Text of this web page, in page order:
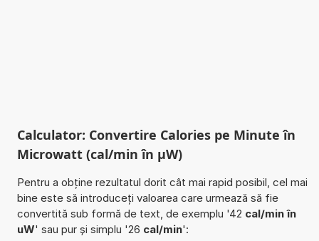
Calculator: Convertire Calories pe Minute în
Microwatt (cal/min în µW)
Pentru a obține rezultatul dorit cât mai rapid posibil, cel mai
bine este să introduceți valoarea care urmează să fie
convertită sub formă de text, de exemplu '42 cal/min în
uW' sau pur și simplu '26 cal/min':